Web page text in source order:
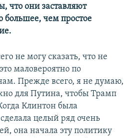
что они заставляют
большее, чем простое
не могу сказать, что не
маловероятно по
Прежде всего, я не думаю,
для Путина, чтобы Трамп
Клинтон была
целый ряд очень
она начала эту политику